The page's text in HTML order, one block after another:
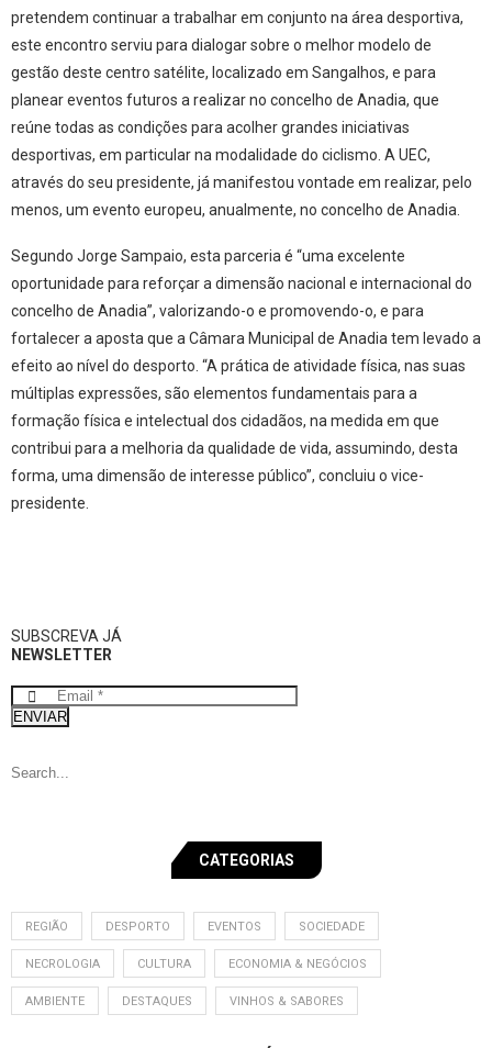
pretendem continuar a trabalhar em conjunto na área desportiva,
este encontro serviu para dialogar sobre o melhor modelo de
gestão deste centro satélite, localizado em Sangalhos, e para
planear eventos futuros a realizar no concelho de Anadia, que
reúne todas as condições para acolher grandes iniciativas
desportivas, em particular na modalidade do ciclismo. A UEC,
através do seu presidente, já manifestou vontade em realizar, pelo
menos, um evento europeu, anualmente, no concelho de Anadia.
Segundo Jorge Sampaio, esta parceria é “uma excelente
oportunidade para reforçar a dimensão nacional e internacional do
concelho de Anadia”, valorizando-o e promovendo-o, e para
fortalecer a aposta que a Câmara Municipal de Anadia tem levado a
efeito ao nível do desporto. “A prática de atividade física, nas suas
múltiplas expressões, são elementos fundamentais para a
formação física e intelectual dos cidadãos, na medida em que
contribui para a melhoria da qualidade de vida, assumindo, desta
forma, uma dimensão de interesse público”, concluiu o vice-
presidente.
SUBSCREVA JÁ
NEWSLETTER
ENVIAR
CATEGORIAS
REGIÃO DESPORTO EVENTOS SOCIEDADE
NECROLOGIA CULTURA ECONOMIA & NEGÓCIOS
AMBIENTE DESTAQUES VINHOS & SABORES